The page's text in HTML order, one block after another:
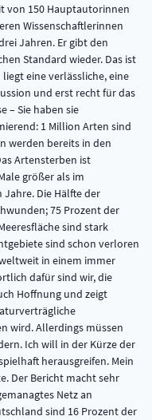
von 150 Hauptautorinnen
Wissenschaftlerinnen
Jahren. Er gibt den
Standard wieder. Das ist
eine verlässliche, eine
und erst recht für das
– Sie haben sie
1 Million Arten sind
werden bereits in den
Artensterben ist
größer als im
Die Hälfte der
75 Prozent der
sind stark
sind schon verloren
in einem immer
dafür sind wir, die
Hoffnung und zeigt
wird. Allerdings müssen
Ich will in der Kürze der
herausgreifen. Mein
Der Bericht macht sehr
Netz an
sind 16 Prozent der